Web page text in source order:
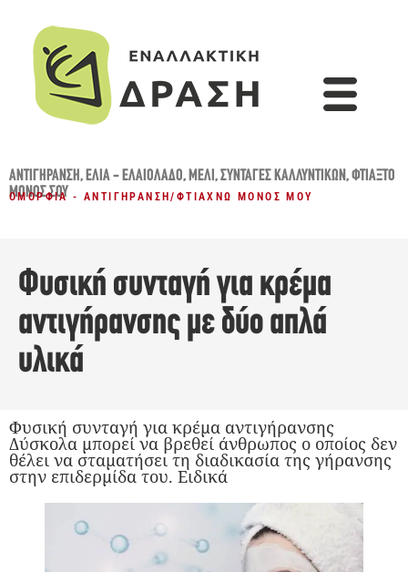
ΑΝΤΙΓΉΡΑΝΣΗ,ΕΛΙΆ - ΕΛΑΙΌΛΑΔΟ,ΜΈΛΙ,ΣΥΝΤΑΓΈΣ ΚΑΛΛΥΝΤΙΚΏΝ,ΦΤΙΆΞΤΟ
ΜΌΝΟΣ ΣΟΥ
ΟΜΟΡΦΙΆ - ΑΝΤΙΓΉΡΑΝΣΗ/ ΦΤΙΆΧΝΩ ΜΌΝΟΣ ΜΟΥ
Φυσική συνταγή για κρέμα
αντιγήρανσης με δύο απλά
υλικά
Φυσική συνταγή για κρέμα αντιγήρανσης
Δύσκολα μπορεί να βρεθεί άνθρωπος ο οποίος δεν
θέλει να σταματήσει τη διαδικασία της γήρανσης
στην επιδερμίδα του. Ειδικά